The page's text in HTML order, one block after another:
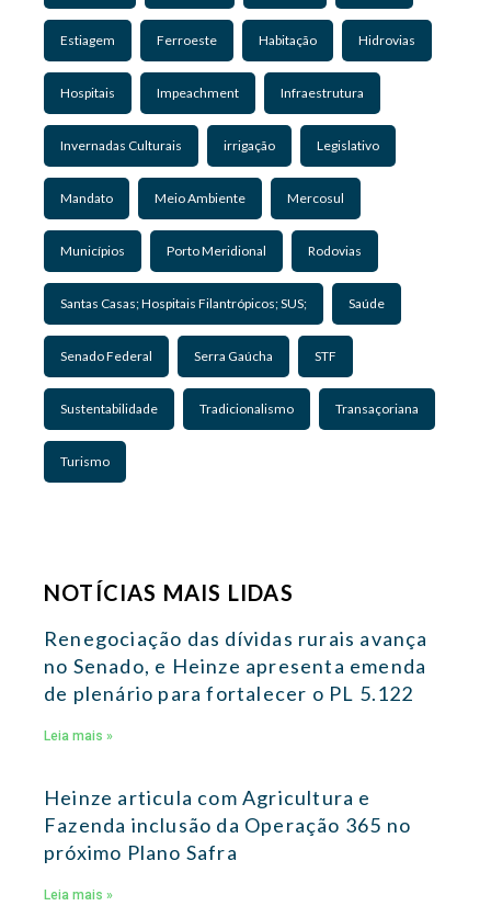
Estiagem Ferroeste Habitação Hidrovias
Hospitais Impeachment Infraestrutura
Invernadas Culturais irrigação Legislativo
Mandato Meio Ambiente Mercosul
Municípios Porto Meridional Rodovias
Santas Casas; Hospitais Filantrópicos; SUS; Saúde
Senado Federal Serra Gaúcha STF
Sustentabilidade Tradicionalismo Transaçoriana
Turismo
NOTÍCIAS MAIS LIDAS
Renegociação das dívidas rurais avança
no Senado, e Heinze apresenta emenda
de plenário para fortalecer o PL 5.122
Leia mais »
Heinze articula com Agricultura e
Fazenda inclusão da Operação 365 no
próximo Plano Safra
Leia mais »